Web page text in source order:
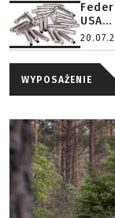
USA...
WYPOSAŻENIE